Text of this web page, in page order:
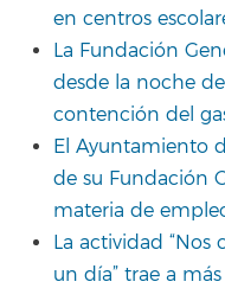
en centros
La Fundación
desde la noche
contención del
El Ayuntamiento
de su Fundación
materia de
La actividad
un día” trae a